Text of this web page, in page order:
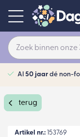
Al 50 jaar dé non-
terug
Artikel nr.: 153769